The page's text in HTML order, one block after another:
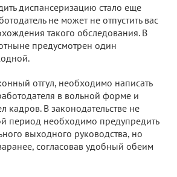
диспансеризацию стало еще
не может не отпустить вас
такого обследования. В
предусмотрен один
отгул, необходимо написать
в вольной форме и
кадров. В законодательстве не
период необходимо предупредить
выходного руководства, но
согласовав удобный обеим